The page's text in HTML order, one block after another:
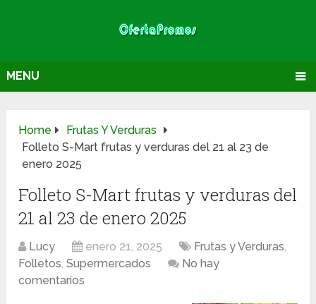
MENU
Home
Frutas Y Verduras
Folleto S-Mart frutas y verduras del 21 al 23 de
enero 2025
Folleto S-Mart frutas y verduras del
21 al 23 de enero 2025
Lucy enero 21, 2025 Frutas y Verduras,
Folletos,Supermercados
No hay
comentarios